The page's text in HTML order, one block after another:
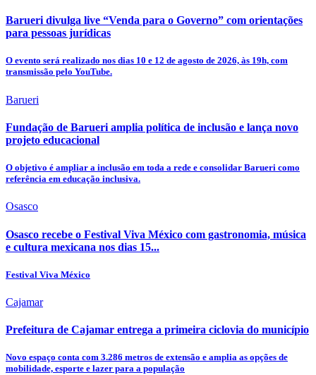
Barueri divulga live “Venda para o Governo” com orientações
para pessoas jurídicas
O evento será realizado nos dias 10 e 12 de agosto de 2026, às 19h, com
transmissão pelo YouTube.
Barueri
Fundação de Barueri amplia política de inclusão e lança novo
projeto educacional
O objetivo é ampliar a inclusão em toda a rede e consolidar Barueri como
referência em educação inclusiva.
Osasco
Osasco recebe o Festival Viva México com gastronomia, música
e cultura mexicana nos dias 15...
Festival Viva México
Cajamar
Prefeitura de Cajamar entrega a primeira ciclovia do município
Novo espaço conta com 3.286 metros de extensão e amplia as opções de
mobilidade, esporte e lazer para a população